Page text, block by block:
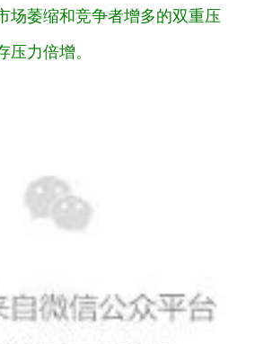
场萎缩和竞争者增多的双重压
压力倍增。